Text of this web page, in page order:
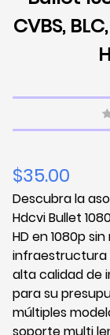
CVBS,
$35.00
Descubra la
Hdcvi Bullet
HD en 1080p
infraestructura
alta calidad de
para su
múltiples